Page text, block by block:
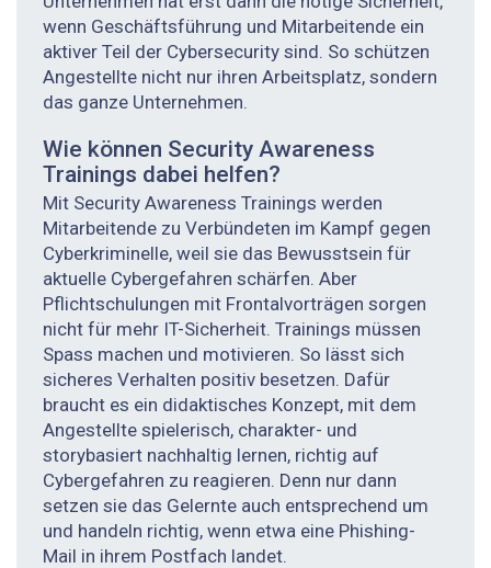
wenn Geschäftsführung und Mitarbeitende ein
aktiver Teil der Cybersecurity sind. So schützen
Angestellte nicht nur ihren Arbeitsplatz, sondern
das ganze Unternehmen.
Wie können Security Awareness
Trainings dabei helfen?
Mit Security Awareness Trainings werden
Mitarbeitende zu Verbündeten im Kampf gegen
Cyberkriminelle, weil sie das Bewusstsein für
aktuelle Cybergefahren schärfen. Aber
Pflichtschulungen mit Frontalvorträgen sorgen
nicht für mehr IT-Sicherheit. Trainings müssen
Spass machen und motivieren. So lässt sich
sicheres Verhalten positiv besetzen. Dafür
braucht es ein didaktisches Konzept, mit dem
Angestellte spielerisch, charakter- und
storybasiert nachhaltig lernen, richtig auf
Cybergefahren zu reagieren. Denn nur dann
setzen sie das Gelernte auch entsprechend um
und handeln richtig, wenn etwa eine Phishing-
Mail in ihrem Postfach landet.